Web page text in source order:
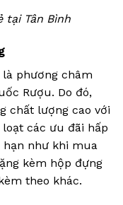
tại Tân Bình
là phương châm
Rượu. Do đó,
chất lượng cao với
các ưu đãi hấp
hạn như khi mua
kèm hộp đựng
theo khác.